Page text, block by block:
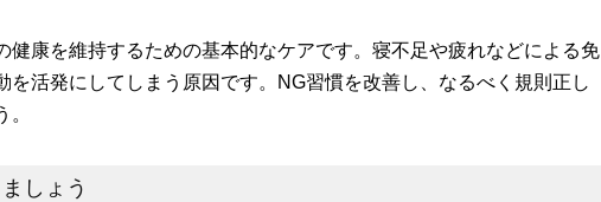
健康を維持するための基本的なケアです。寝不足や疲れなどによる免
を活発にしてしまう原因です。NG習慣を改善し、なるべく規則正し
しょう